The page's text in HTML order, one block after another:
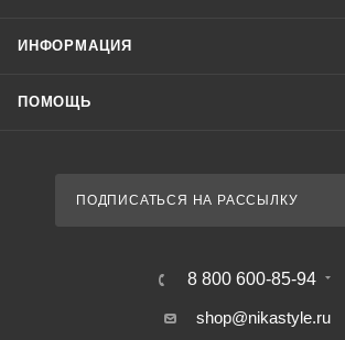
ИНФОРМАЦИЯ
ПОМОЩЬ
ПОДПИСАТЬСЯ НА РАССЫЛКУ
8 800 600-85-94
shop@nikastyle.ru